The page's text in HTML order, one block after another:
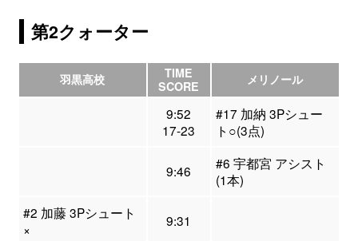
第2クォーター
羽黒高校
TIME
SCORE
メリノール
9:52
17-23
#17 加納 3Pシュー
ト○(3点)
9:46
#6 宇都宮 アシスト
(1本)
#2 加藤 3Pシュート
×
9:31